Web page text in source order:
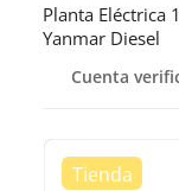
Planta Eléctrica
Yanmar Diesel
Cuenta